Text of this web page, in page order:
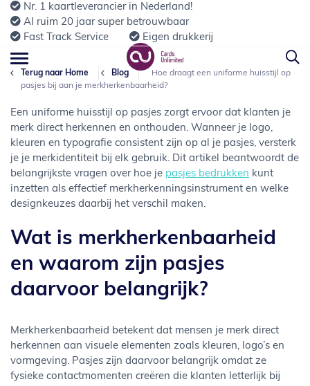
Nr. 1 kaartleverancier in Nederland!
Al ruim 20 jaar super betrouwbaar
Fast Track Service
Eigen drukkerij
Terug naar Home Blog
Hoe draagt een uniforme huisstijl op
pasjes bij aan je merkherkenbaarheid?
Een uniforme huisstijl op pasjes zorgt ervoor dat klanten je
merk direct herkennen en onthouden. Wanneer je logo,
kleuren en typografie consistent zijn op al je pasjes, versterk
je je merkidentiteit bij elk gebruik. Dit artikel beantwoordt de
belangrijkste vragen over hoe je pasjes bedrukken kunt
inzetten als effectief merkherkenningsinstrument en welke
designkeuzes daarbij het verschil maken.
Wat is merkherkenbaarheid
en waarom zijn pasjes
daarvoor belangrijk?
Merkherkenbaarheid betekent dat mensen je merk direct
herkennen aan visuele elementen zoals kleuren, logo’s en
vormgeving. Pasjes zijn daarvoor belangrijk omdat ze
fysieke contactmomenten creëren die klanten letterlijk bij